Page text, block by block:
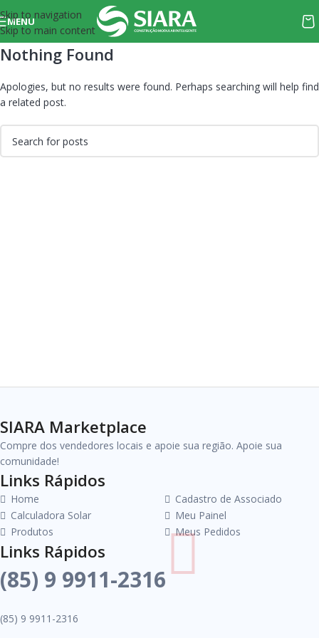
Skip to navigation
Skip to main content
MENU
Nothing Found
Apologies, but no results were found. Perhaps searching will help find
a related post.
SIARA Marketplace
Compre dos vendedores locais e apoie sua região. Apoie sua
comunidade!
Links Rápidos
Home
Calculadora Solar
Produtos
Cadastro de Associado
Meu Painel
Meus Pedidos
Links Rápidos
(85) 9 9911-2316
(85) 9 9911-2316